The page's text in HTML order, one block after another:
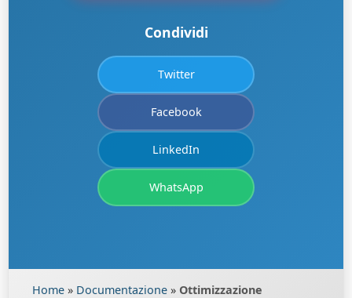
Condividi
Twitter
Facebook
LinkedIn
WhatsApp
Home » Documentazione » Ottimizzazione